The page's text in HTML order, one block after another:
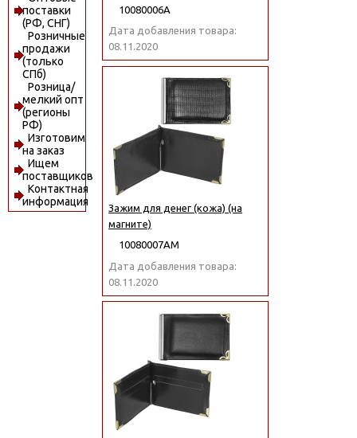
поставки
(РФ, СНГ)
Розничные
продажи
(только
СПб)
Розница/
мелкий опт
(регионы
РФ)
Изготовим
на заказ
Ищем
поставщиков
Контактная
информация
10080006А
Дата добавления товара:
08.11.2020
Зажим для денег (кожа) (на
магните)
10080007АМ
Дата добавления товара:
08.11.2020